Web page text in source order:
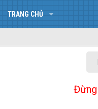
TRANG CHỦ
Đừng